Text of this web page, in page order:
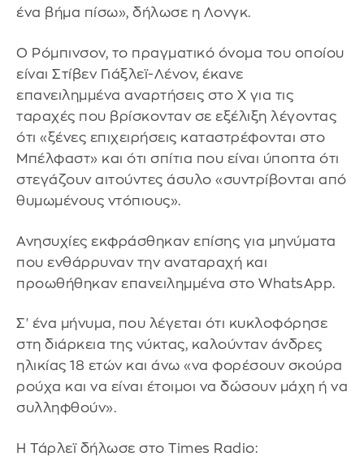
ένα βήμα πίσω», δήλωσε η Λονγκ.
Ο Ρόμπινσον, το πραγματικό όνομα του οποίου
είναι Στίβεν Γιάξλεϊ-Λένον, έκανε
επανειλημμένα αναρτήσεις στο X για τις
ταραχές που βρίσκονταν σε εξέλιξη λέγοντας
ότι «ξένες επιχειρήσεις καταστρέφονται στο
Μπέλφαστ» και ότι σπίτια που είναι ύποπτα ότι
στεγάζουν αιτούντες άσυλο «συντρίβονται από
θυμωμένους ντόπιους».
Ανησυχίες εκφράσθηκαν επίσης για μηνύματα
που ενθάρρυναν την αναταραχή και
προωθήθηκαν επανειλημμένα στο WhatsApp.
Σ' ένα μήνυμα, που λέγεται ότι κυκλοφόρησε
στη διάρκεια της νύκτας, καλούνταν άνδρες
ηλικίας 18 ετών και άνω «να φορέσουν σκούρα
ρούχα και να είναι έτοιμοι να δώσουν μάχη ή να
συλληφθούν».
Η Τάρλεϊ δήλωσε στο Times Radio: